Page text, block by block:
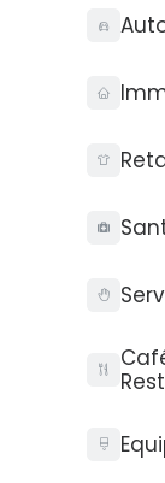
API Digitaleo
API
Connecteurs